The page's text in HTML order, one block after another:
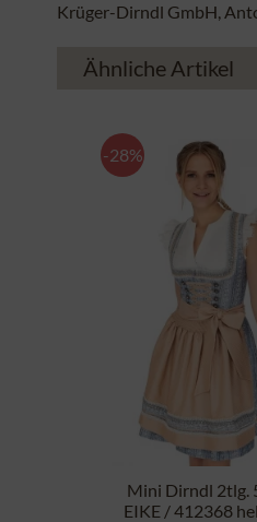
Krüger-Dirndl GmbH,
Ähnliche Artikel
-28%
Mini Dirndl 2tlg.
EIKE / 412368